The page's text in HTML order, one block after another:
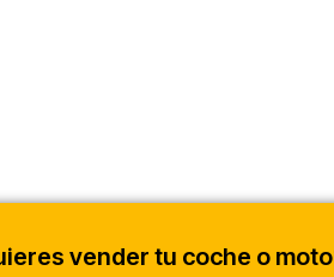
vender tu coche o